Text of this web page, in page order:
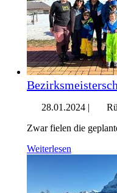
28.01.2024 |
Zwar fielen die
Weiterlesen